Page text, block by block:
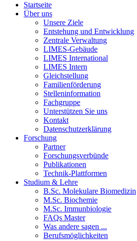
Startseite
Über uns
Unsere Ziele
Entstehung und Entwicklung
Zentrale Verwaltung
LIMES-Gebäude
LIMES International
LIMES Intern
Gleichstellung
Familienförderung
Stelleninformation
Fachgruppe
Unterstützen Sie uns
Kontakt
Datenschutzerklärung
Forschung
Partner
Forschungsverbünde
Publikationen
Technik-Plattformen
Studium & Lehre
B.Sc. Molekulare Biomedizin
M.Sc. Biochemie
M.Sc. Immunbiologie
FAQs Master
Was andere sagen ...
Berufsmöglichkeiten